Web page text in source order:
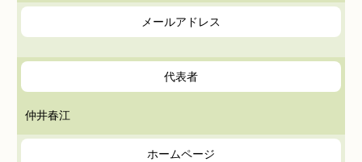
メールアドレス
代表者
仲井春江
ホームページ